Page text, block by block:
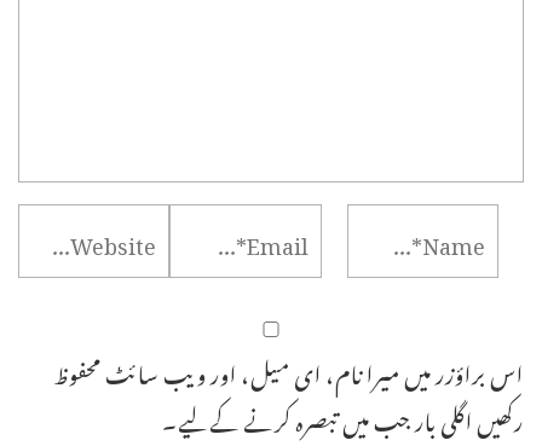
اس براؤزر میں میرا نام، ای میل، اور ویب سائٹ محفوظ
رکھیں اگلی بار جب میں تبصرہ کرنے کےلیے۔